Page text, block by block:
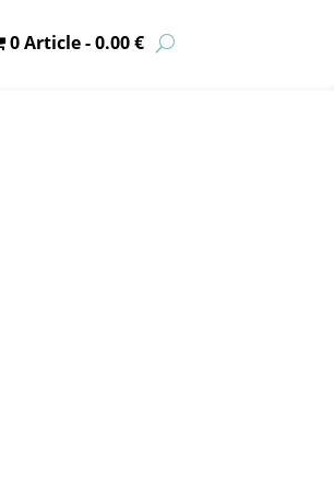
0 Article 0.00 €